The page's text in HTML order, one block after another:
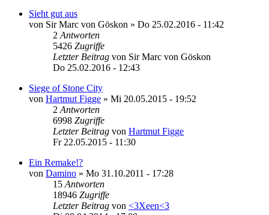
Sieht gut aus
von Sir Marc von Göskon » Do 25.02.2016 - 11:42
2 Antworten
5426 Zugriffe
Letzter Beitrag von Sir Marc von Göskon
Do 25.02.2016 - 12:43
Siege of Stone City
von Hartmut Figge » Mi 20.05.2015 - 19:52
2 Antworten
6998 Zugriffe
Letzter Beitrag von Hartmut Figge
Fr 22.05.2015 - 11:30
Ein Remake!?
von Damino » Mo 31.10.2011 - 17:28
15 Antworten
18946 Zugriffe
Letzter Beitrag von <3Xeen<3